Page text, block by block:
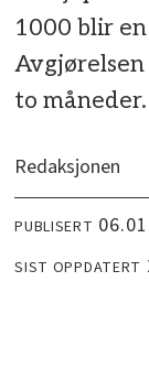
1000 blir
to måneder.
Redaksjonen
PUBLISERT
SIST OPPDATERT